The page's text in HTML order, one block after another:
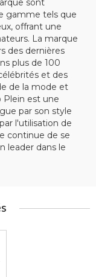
sont
gamme tels que
offrant une
La marque
des dernières
plus de 100
et des
de la mode et
Plein est une
par son style
l'utilisation de
continue de se
leader dans le